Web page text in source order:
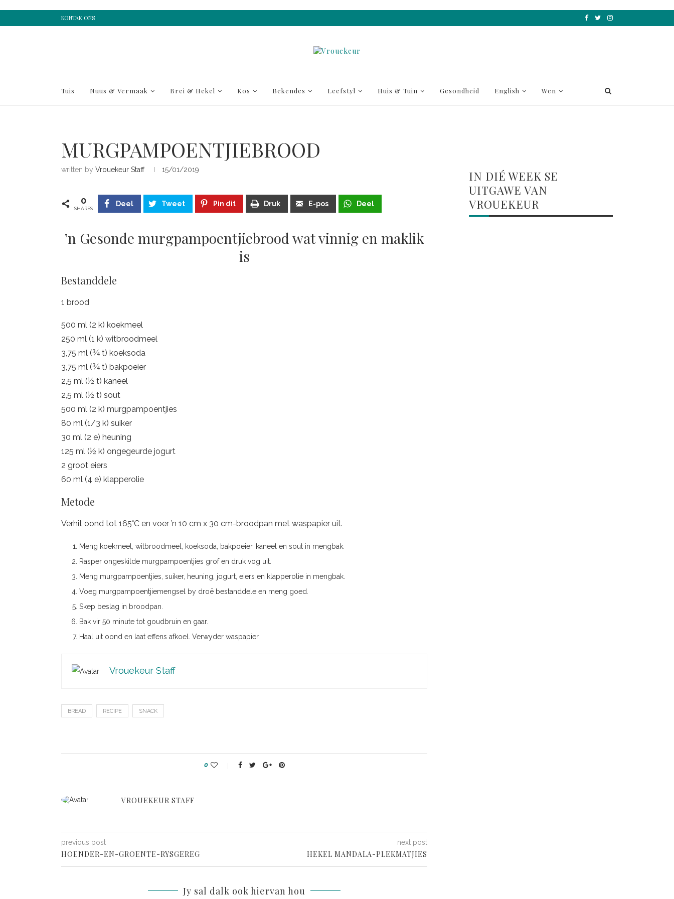
KONTAK ONS
Tuis Nuus & Vermaak Brei & Hekel Kos Bekendes Leefstyl Huis & Tuin Gesondheid English Wen
MURGPAMPOENTJIEBROOD
written by Vrouekeur Staff 15/01/2019
0
SHARES
Deel Tweet Pin dit Druk E-pos Deel
’n Gesonde murgpampoentjiebrood wat vinnig en maklik
is
Bestanddele
1 brood
500 ml (2 k) koekmeel
250 ml (1 k) witbroodmeel
3,75 ml (¾ t) koeksoda
3,75 ml (¾ t) bakpoeier
2,5 ml (½ t) kaneel
2,5 ml (½ t) sout
500 ml (2 k) murgpampoentjies
80 ml (1/3 k) suiker
30 ml (2 e) heuning
125 ml (½ k) ongegeurde jogurt
2 groot eiers
60 ml (4 e) klapperolie
Metode
Verhit oond tot 165°C en voer ’n 10 cm x 30 cm-broodpan met waspapier uit.
Meng koekmeel, witbroodmeel, koeksoda, bakpoeier, kaneel en sout in mengbak.
Rasper ongeskilde murgpampoentjies grof en druk vog uit.
Meng murgpampoentjies, suiker, heuning, jogurt, eiers en klapperolie in mengbak.
Voeg murgpampoentjiemengsel by droë bestanddele en meng goed.
Skep beslag in broodpan.
Bak vir 50 minute tot goudbruin en gaar.
Haal uit oond en laat effens afkoel. Verwyder waspapier.
Vrouekeur Staff
BREAD RECIPE SNACK
0
VROUEKEUR STAFF
previous post
HOENDER-EN-GROENTE-RYSGEREG
next post
HEKEL MANDALA-PLEKMATJIES
Jy sal dalk ook hiervan hou
IN DIÉ WEEK SE
UITGAWE VAN
VROUEKEUR